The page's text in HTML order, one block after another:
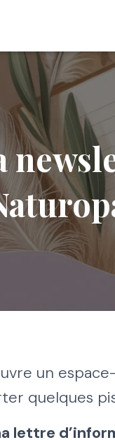
un
quelques
lettre